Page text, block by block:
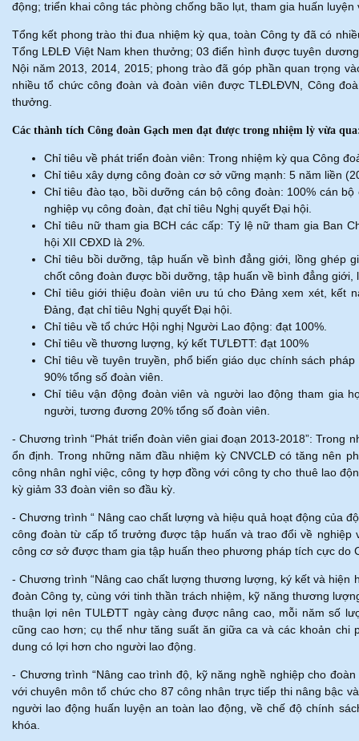
động; triển khai công tác phòng chống bão lụt, tham gia huấn
Tổng kết phong trào thi đua nhiệm kỳ qua, toàn Công ty đã có
Tổng LĐLĐ Việt Nam khen thưởng; 03 điển hình được tuyên
Nội năm 2013, 2014, 2015; phong trào đã góp phần quan trọng
nhiều tổ chức công đoàn và đoàn viên được TLĐLĐVN, Công
thưởng.
Các thành tích Công đoàn Gạch men đạt được trong nhiệm lỳ vừa
Chỉ tiêu về phát triển đoàn viên: Trong nhiệm kỳ qua Công
Chỉ tiêu xây dựng công đoàn cơ sở vững mạnh: 5 năm liền
Chỉ tiêu đào tạo, bồi dưỡng cán bộ công đoàn: 100% cán
nghiệp vụ công đoàn, đạt chỉ tiêu Nghị quyết Đại hội.
Chỉ tiêu nữ tham gia BCH các cấp: Tỷ lệ nữ tham gia Ban
hội XII CĐXD là 2%.
Chỉ tiêu bồi dưỡng, tập huấn về bình đẳng giới, lồng ghép
chốt công đoàn được bồi dưỡng, tập huấn về bình đẳng giới,
Chỉ tiêu giới thiệu đoàn viên ưu tú cho Đảng xem xét, kết
Đảng, đạt chỉ tiêu Nghị quyết Đại hội.
Chỉ tiêu về tổ chức Hội nghị Người Lao động: đạt 100%.
Chỉ tiêu về thương lượng, ký kết TƯLĐTT: đạt 100%
Chỉ tiêu về tuyên truyền, phổ biến giáo dục chính sách
90% tổng số đoàn viên.
Chỉ tiêu vận động đoàn viên và người lao động tham gia
người, tương đương 20% tổng số đoàn viên.
- Chương trình “Phát triển đoàn viên giai đoạn 2013-2018”: Trong
ổn định. Trong những năm đầu nhiệm kỳ CNVCLĐ có tăng nên
công nhân nghỉ việc, công ty hợp đồng với công ty cho thuê lao
kỳ giảm 33 đoàn viên so đầu kỳ.
- Chương trình “ Nâng cao chất lượng và hiệu quả hoạt động của
công đoàn từ cấp tổ trưởng được tập huấn và trao đổi về
công cơ sở được tham gia tập huấn theo phương pháp tích cực do
- Chương trình “Nâng cao chất lượng thương lượng, ký kết và hiện
đoàn Công ty, cùng với tinh thần trách nhiệm, kỹ năng thương
thuận lợi nên TULĐTT ngày càng được nâng cao, mỗi năm số
cũng cao hơn; cụ thể như tăng suất ăn giữa ca và các khoản
dung có lợi hơn cho người lao động.
- Chương trình “Nâng cao trình độ, kỹ năng nghề nghiệp cho
với chuyên môn tổ chức cho 87 công nhân trực tiếp thi nâng bậc
người lao động huấn luyện an toàn lao động, về chế độ chính
khóa.